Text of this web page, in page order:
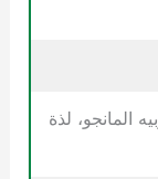
المانجو، لذة